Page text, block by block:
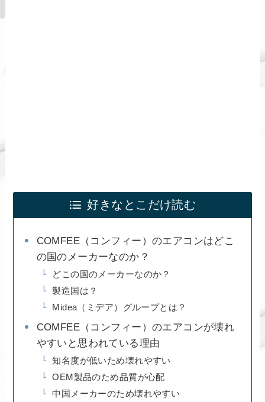
好きなとこだけ読む
COMFEE（コンフィー）のエアコンはどこ
の国のメーカーなのか？
どこの国のメーカーなのか？
製造国は？
Midea（ミデア）グループとは？
COMFEE（コンフィー）のエアコンが壊れ
やすいと思われている理由
知名度が低いため壊れやすい
OEM製品のため品質が心配
中国メーカーのため壊れやすい